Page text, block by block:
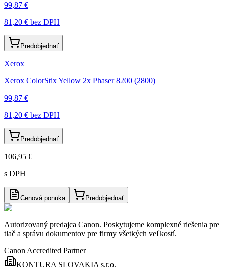
99,87 €
81,20 € bez DPH
Predobjednať
Xerox
Xerox ColorStix Yellow 2x Phaser 8200 (2800)
99,87 €
81,20 € bez DPH
Predobjednať
106,95 €
s DPH
Cenová ponuka Predobjednať
Autorizovaný predajca Canon. Poskytujeme komplexné riešenia pre
tlač a správu dokumentov pre firmy všetkých veľkostí.
Canon Accredited Partner
KONTURA SLOVAKIA s.r.o.